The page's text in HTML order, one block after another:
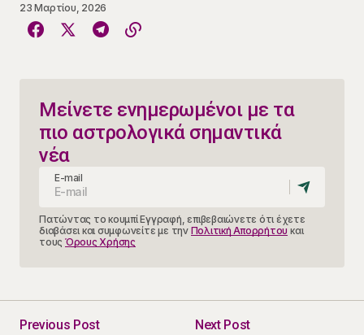
23 Μαρτίου, 2026
Μείνετε ενημερωμένοι με τα
πιο αστρολογικά σημαντικά
νέα
E-mail
Πατώντας το κουμπί Εγγραφή, επιβεβαιώνετε ότι έχετε
διαβάσει και συμφωνείτε με την Πολιτική Απορρήτου και
τους Όρους Χρήσης
Previous Post
Next Post